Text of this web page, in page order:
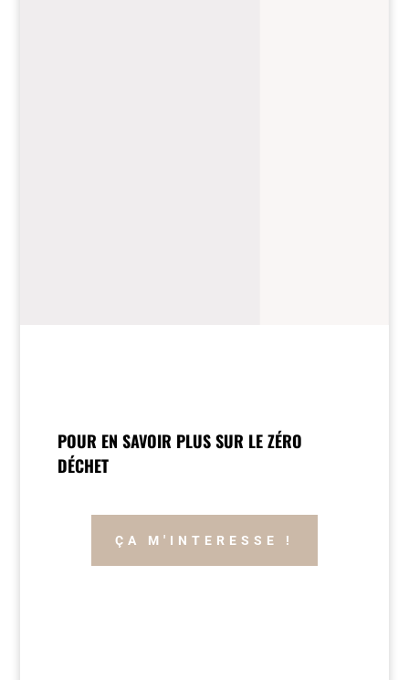
POUR EN SAVOIR PLUS SUR LE ZÉRO
DÉCHET
ÇA M'INTERESSE !